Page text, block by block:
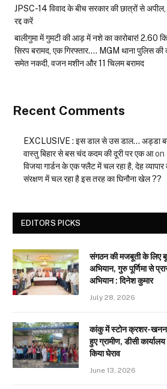
JPSC-14 विवाद के बीच सरकार की छात्रों से
रद्द करें
बालीगुमा में गुमटी की आड़ में नशे का कारोबार! 2.60
सिरप बरामद, एक गिरफ्तार…. MGM थाना पुलिस की
समेत नकदी, वजन मशीन और 11 चिलम बरामद
Recent Comments
EXCLUSIVE : इस डाल से उस डाल… अड्डा
वास्तु बिहार से बस चंद कदम की दूरी पर एक आon
विजया गार्डन के एक फ्लैट में चल रहा है, देह
संरक्षण में चल रहा है इस तरह का घिनौना खेल ??
EDITORS PICKS
संगठन की मजबूती के लिए
अभियान, गुरु पूर्णिमा से
अभियान : दिनेश कुमार
July 28, 2026
कांकु में स्टोन क्रशर-खनन
हुए ग्रामीण, डीसी
किया घेराव
June 13, 2026